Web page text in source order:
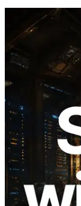
2026.08.05
ERPC 扩
增全球 7